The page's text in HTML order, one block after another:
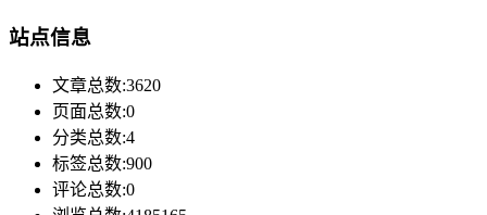
站点信息
文章总数:3620
页面总数:0
分类总数:4
标签总数:900
评论总数:0